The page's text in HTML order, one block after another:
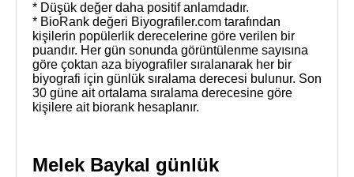
* Düşük değer daha positif anlamdadır.
* BioRank değeri Biyografiler.com tarafından
kişilerin popülerlik derecelerine göre verilen bir
puandır. Her gün sonunda görüntülenme sayısına
göre çoktan aza biyografiler sıralanarak her bir
biyografi için günlük sıralama derecesi bulunur. Son
30 güne ait ortalama sıralama derecesine göre
kişilere ait biorank hesaplanır.
Melek Baykal günlük